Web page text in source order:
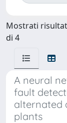
Mostrati
di 4
A neural
fault
alternated
plants